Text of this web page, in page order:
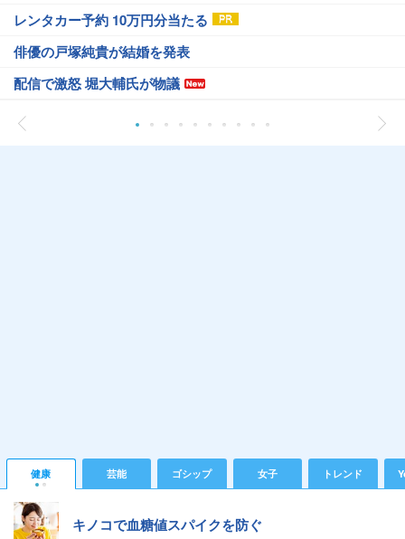
レンタカー予約 10万円分当たる
俳優の戸塚純貴が結婚を発表
配信で激怒 堀大輔氏が物議
健康 芸能 ゴシップ 女子 トレンド
キノコで血糖値スパイクを防ぐ